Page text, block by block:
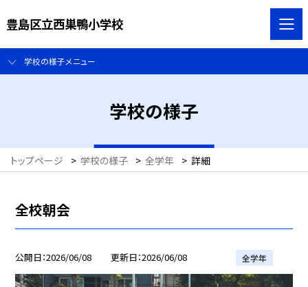
豊島区立西巣鴨小学校
学校の様子メニュー
学校の様子
トップページ > 学校の様子 > 全学年 > 詳細
全校朝会
公開日 2026/06/08 更新日 2026/06/08 全学年